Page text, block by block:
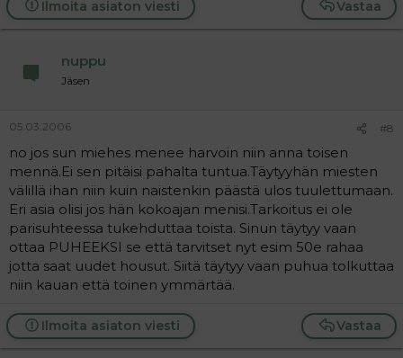
Vastaa
Ilmoita asiaton viesti
nuppu
Jäsen
05.03.2006 #8
no jos sun miehes menee harvoin niin anna toisen
mennä.Ei sen pitäisi pahalta tuntua.Täytyyhän miesten
välillä ihan niin kuin naistenkin päästä ulos tuulettumaan.
Eri asia olisi jos hän kokoajan menisi.Tarkoitus ei ole
parisuhteessa tukehduttaa toista. Sinun täytyy vaan
ottaa PUHEEKSI se että tarvitset nyt esim 50e rahaa
jotta saat uudet housut. Siitä täytyy vaan puhua tolkuttaa
niin kauan että toinen ymmärtää.
Vastaa
Ilmoita asiaton viesti